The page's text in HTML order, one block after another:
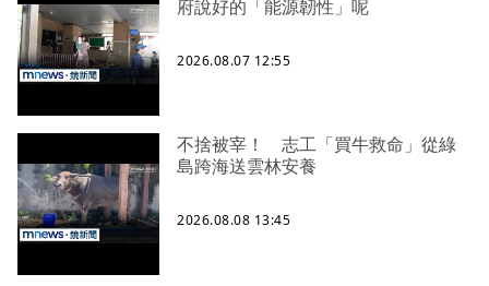
府說好的「能源韌性」呢
2026.08.07 12:55
不捨被宰！ 志工「買牛救命」從綠
島跨海送雲林安養
2026.08.08 13:45